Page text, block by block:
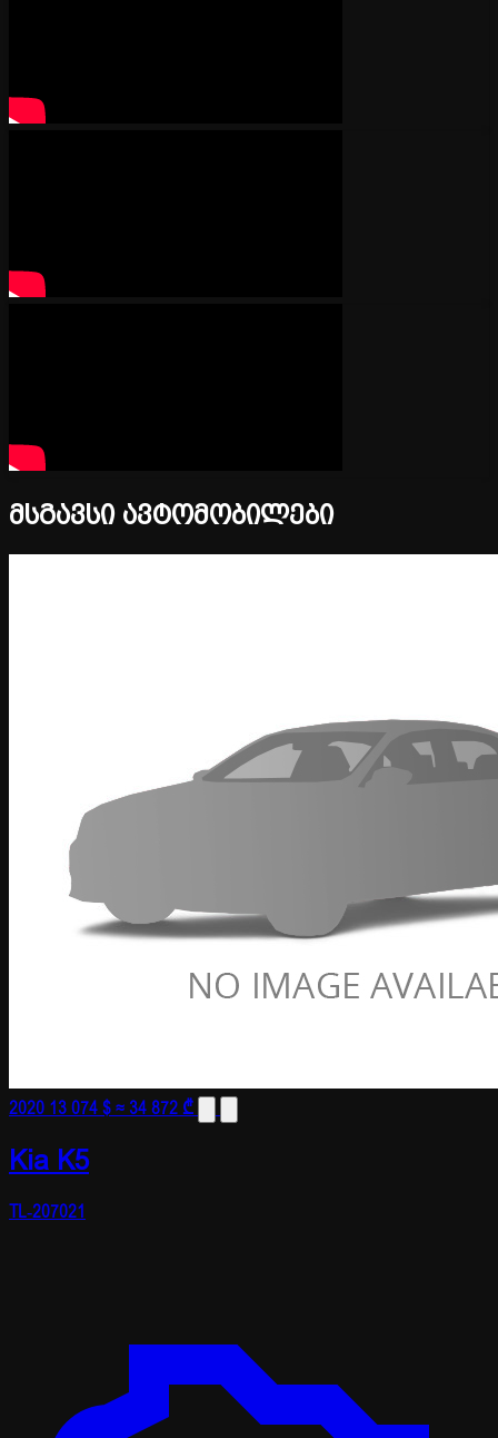
მსგავსი ავტომობილები
2020 13 074 $≈ 34 872 ₾
Kia K5
TL-207021